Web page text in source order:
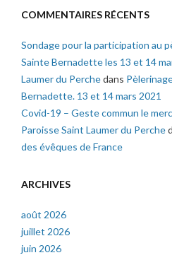
COMMENTAIRES RÉCENTS
Sondage pour la participation au
Sainte Bernadette les 13 et 14
Laumer du Perchedans
Bernadette. 13 et 14 mars 2021
Covid-19 – Geste commun le
Paroisse Saint Laumer du Perche
des évêques de France
ARCHIVES
août 2026
juillet 2026
juin 2026